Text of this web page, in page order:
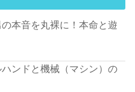
本音を丸裸に！本命と遊
ンドと機械（マシン）の